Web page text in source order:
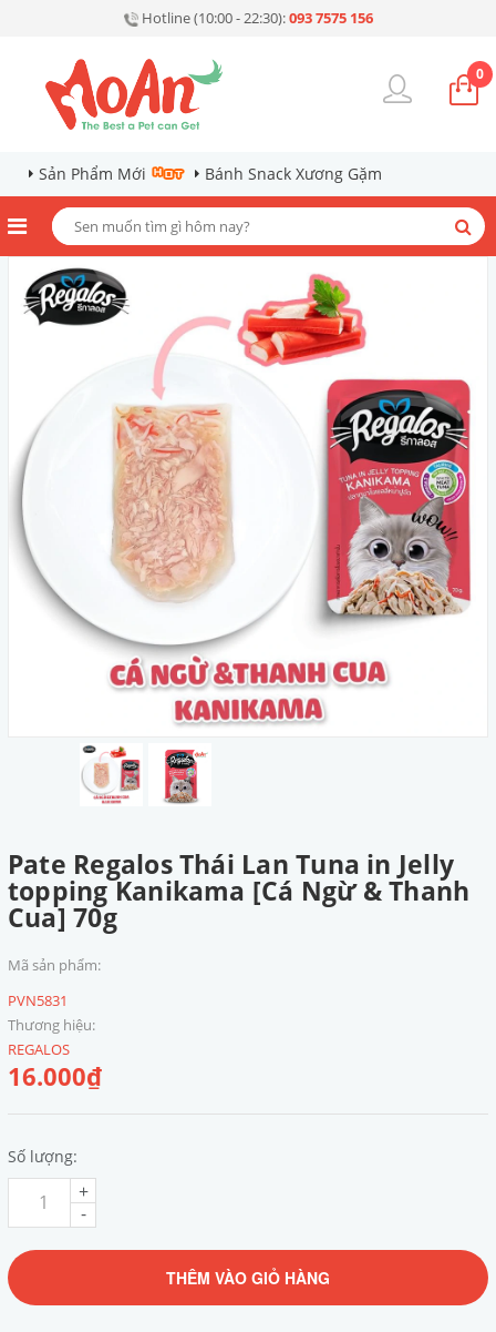
Hotline (10:00 - 22:30):093 7575 156
0
Sản Phẩm Mới Bánh Snack Xương Gặm
Pate Regalos Thái Lan Tuna in Jelly
topping Kanikama [Cá Ngừ & Thanh
Cua] 70g
Mã sản phẩm:
PVN5831
Thương hiệu:
REGALOS
16.000₫
Số lượng:
-
+
THÊM VÀO GIỎ HÀNG